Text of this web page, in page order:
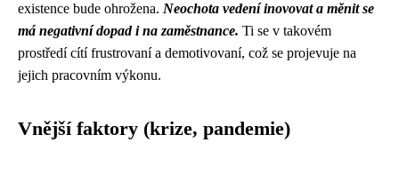
existence bude ohrožena. Neochota vedení inovovat a měnit se
má negativní dopad i na zaměstnance. Ti se v takovém
prostředí cítí frustrovaní a demotivovaní, což se projevuje na
jejich pracovním výkonu.
Vnější faktory (krize, pandemie)